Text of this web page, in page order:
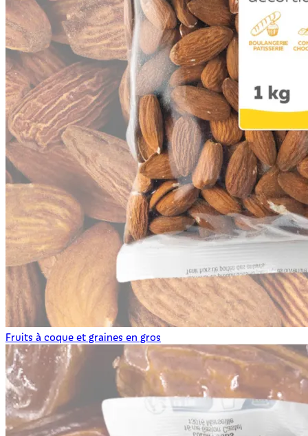
Fruits à coque et graines en gros